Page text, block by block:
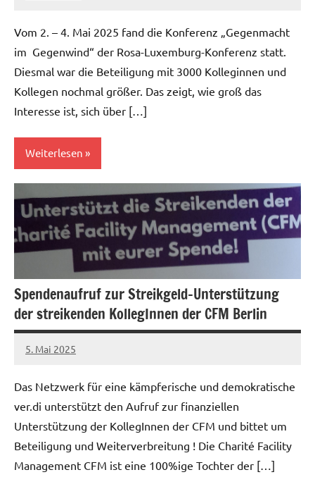
Vom 2. – 4. Mai 2025 fand die Konferenz „Gegenmacht
im Gegenwind“ der Rosa-Luxemburg-Konferenz statt.
Diesmal war die Beteiligung mit 3000 Kolleginnen und
Kollegen nochmal größer. Das zeigt, wie groß das
Interesse ist, sich über […]
Weiterlesen
Allgemein
Kampf
gegen
Sozialabbau
Spendenaufruf zur Streikgeld-Unterstützung
der streikenden KollegInnen der CFM Berlin
5. Mai 2025
alexander
Das Netzwerk für eine kämpferische und demokratische
ver.di unterstützt den Aufruf zur finanziellen
Unterstützung der KollegInnen der CFM und bittet um
Beteiligung und Weiterverbreitung ! Die Charité Facility
Management CFM ist eine 100%ige Tochter der […]